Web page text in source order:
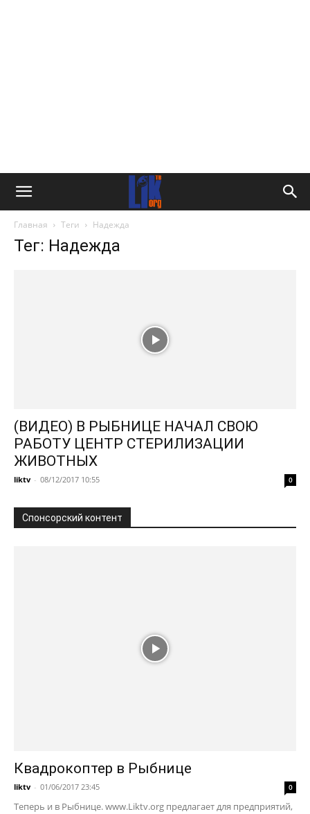
Главная Теги Надежда
Тег: Надежда
(ВИДЕО) В РЫБНИЦЕ НАЧАЛ СВОЮ
РАБОТУ ЦЕНТР СТЕРИЛИЗАЦИИ
ЖИВОТНЫХ
liktv - 08/12/2017 10:55 0
Спонсорский контент
Квадрокоптер в Рыбнице
liktv - 01/06/2017 23:45 0
Теперь и в Рыбнице. www.Liktv.org предлагает для предприятий,